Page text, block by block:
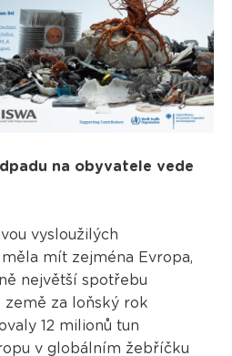
na obyvatele vede
vysloužilých
mít zejména Evropa,
největší spotřebu
země za loňský rok
12 milionů tun
v globálním žebříčku